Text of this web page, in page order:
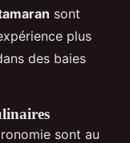
sont
plus
des baies
sont au